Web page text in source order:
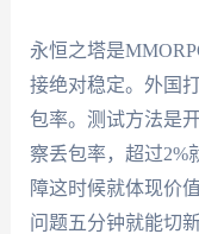
永恒之塔是
接绝对稳定。外国
包率。测试方法是
察丢包率，超过2%
障这时候就体现价
问题五分钟就能切